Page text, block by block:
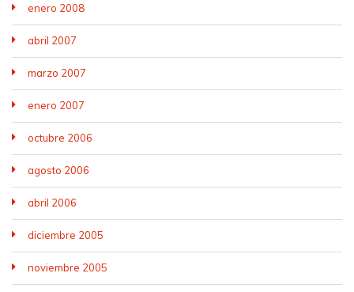
enero 2008
abril 2007
marzo 2007
enero 2007
octubre 2006
agosto 2006
abril 2006
diciembre 2005
noviembre 2005